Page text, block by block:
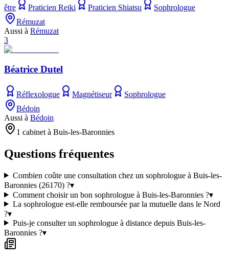
être
Praticien Reiki Praticien Shiatsu
Sophrologue
Rémuzat
Aussi à Rémuzat
3
Béatrice Dutel
Réflexologue Magnétiseur
Sophrologue
Bédoin
Aussi à Bédoin
1 cabinet à Buis-les-Baronnies
Questions fréquentes
Combien coûte une consultation chez un sophrologue à Buis-les-
Baronnies (26170) ?▾
Comment choisir un bon sophrologue à Buis-les-Baronnies ?▾
La sophrologue est-elle remboursée par la mutuelle dans le Nord
?▾
Puis-je consulter un sophrologue à distance depuis Buis-les-
Baronnies ?▾